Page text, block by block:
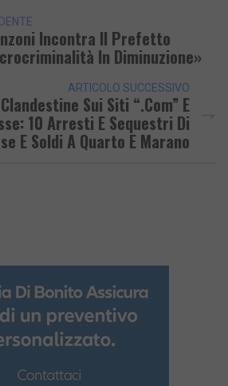
Incontra Il Prefetto
In Diminuzione»
ARTICOLO SUCCESSIVO
Sui Siti “.com” E
10 Arresti E Sequestri Di
E Soldi A Quarto E Marano